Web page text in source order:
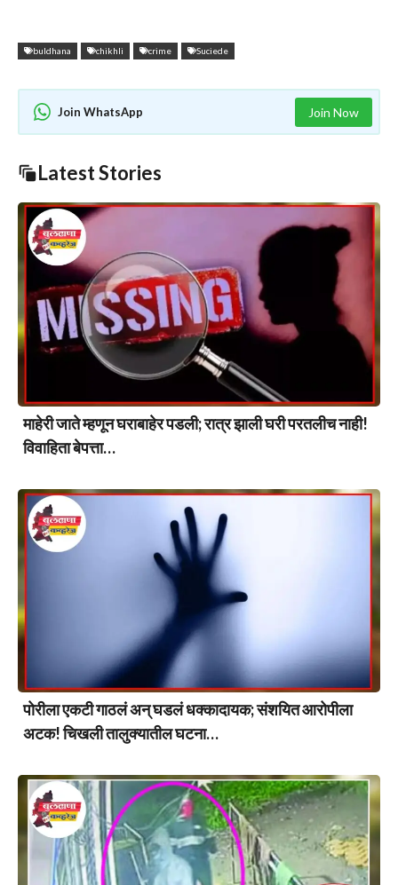
buldhana chikhli crime Suciede
Join WhatsApp Join Now
Latest Stories
माहेरी जाते म्हणून घराबाहेर पडली; रात्र झाली घरी परतलीच नाही!
विवाहिता बेपत्ता…
पोरीला एकटी गाठलं अन् घडलं धक्कादायक; संशयित आरोपीला
अटक! चिखली तालुक्यातील घटना…